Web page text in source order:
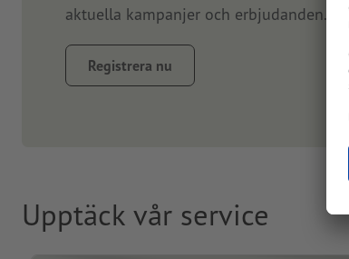
aktuella kampanjer och erbjudanden.
Registrera nu
Upptäck vår service